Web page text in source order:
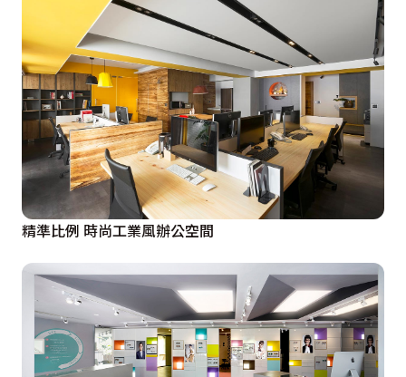
精準比例 時尚工業風辦公空間